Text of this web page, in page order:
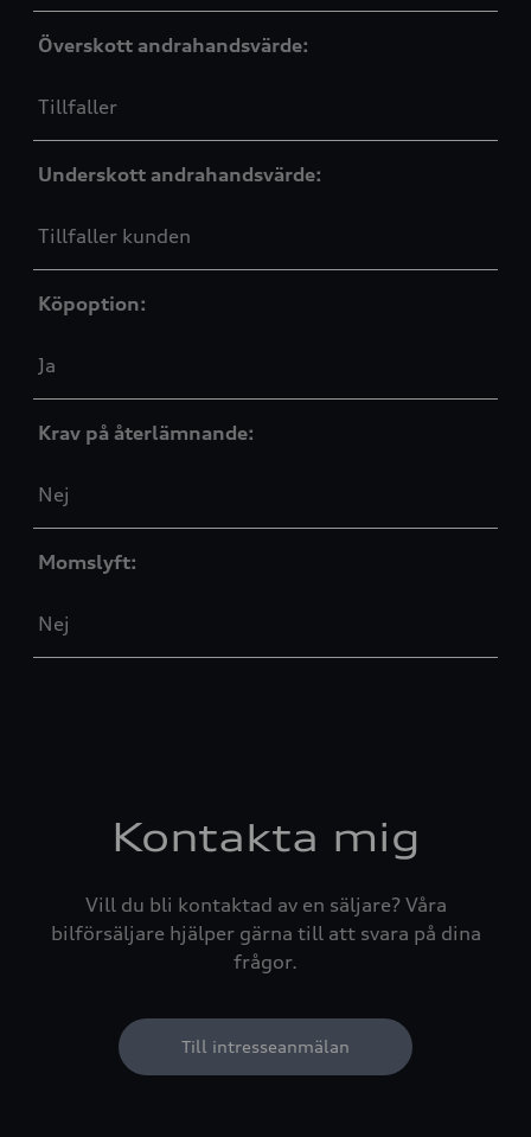
Överskott andrahandsvärde:
Tillfaller
Underskott andrahandsvärde:
Tillfaller kunden
Köpoption:
Ja
Krav på återlämnande:
Nej
Momslyft:
Nej
Kontakta mig
Vill du bli kontaktad av en säljare? Våra
bilförsäljare hjälper gärna till att svara på dina
frågor.
Till intresseanmälan